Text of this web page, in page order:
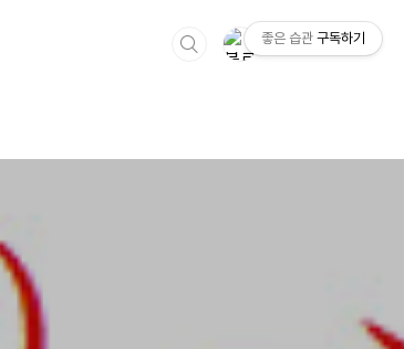
좋은 습관 구독하기